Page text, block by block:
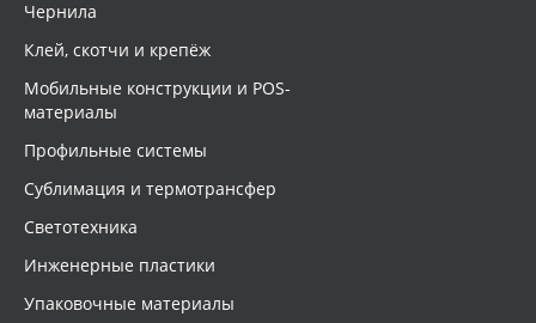
Чернила
Клей, скотчи и крепёж
Мобильные конструкции и POS-
материалы
Профильные системы
Сублимация и термотрансфер
Светотехника
Инженерные пластики
Упаковочные материалы